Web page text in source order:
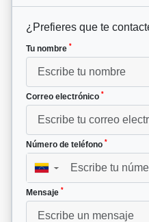
¿Prefieres que te
Tu nombre *
Correo electrónico *
Número de teléfono *
▼
Mensaje *